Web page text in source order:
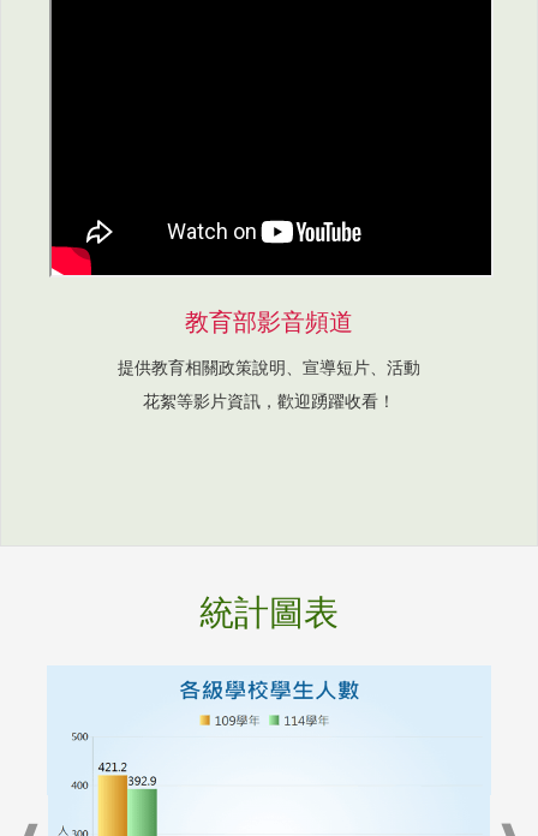
教育部影音頻道
提供教育相關政策說明、宣導短片、活動
花絮等影片資訊，歡迎踴躍收看！
統計圖表